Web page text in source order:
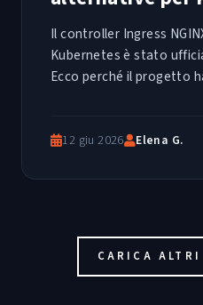
Il controller Ingress
Kubernetes è stato
Ecco perché il progetto
12 giu 2026 Elena G.
CARICA